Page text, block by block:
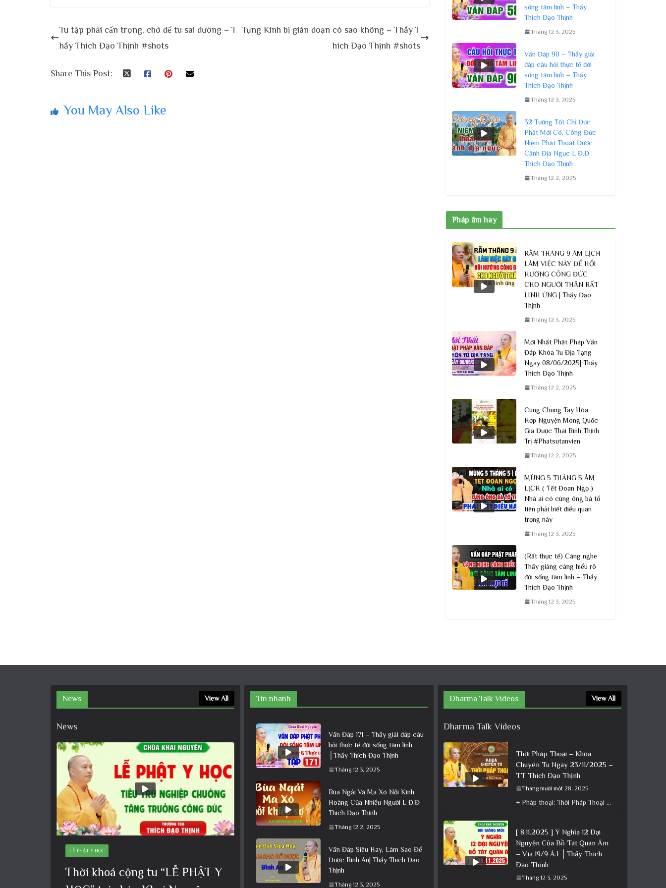
Tu tập phải cẩn trọng, chớ để tu sai đường – T
hầy Thích Đạo Thịnh #shots
Tụng Kinh bị gián đoạn có sao không – Thầy T
hích Đạo Thịnh #shots
Share This Post:
You May Also Like
sống tâm linh – Thầy
Thích Đạo Thịnh
Tháng 12 3, 2025
Vấn Đáp 90 – Thầy giải
đáp câu hỏi thực tế đời
sống tâm linh – Thầy
Thích Đạo Thịnh
Tháng 12 3, 2025
32 Tướng Tốt Chỉ Đức
Phật Mới Có, Công Đức
Niệm Phật Thoát Được
Cảnh Địa Ngục L Đ.Đ
Thích Đạo Thịnh
Tháng 12 2, 2025
Pháp âm hay
RẰM THÁNG 9 ÂM LỊCH
LÀM VIỆC NÀY ĐỂ HỒI
HƯỚNG CÔNG ĐỨC
CHO NGƯỜI THÂN RẤT
LINH ỨNG | Thầy Đạo
Thịnh
Tháng 12 3, 2025
Mới Nhất Phật Pháp Vấn
Đáp Khóa Tu Địa Tạng
Ngày 08/06/2025| Thầy
Thích Đạo Thịnh
Tháng 12 2, 2025
Cùng Chung Tay Hòa
Hợp Nguyện Mong Quốc
Gia Được Thái Bình Thịnh
Trị #Phatsutanvien
Tháng 12 2, 2025
MÙNG 5 THÁNG 5 ÂM
LỊCH ( Tết Đoan Ngọ )
Nhà ai có cúng ông bà tổ
tiên phải biết điều quan
trọng này
Tháng 12 3, 2025
(Rất thực tế) Càng nghe
Thầy giảng càng hiểu rõ
đời sống tâm linh – Thầy
Thích Đạo Thịnh
Tháng 12 3, 2025
News View All
News
LỄ PHẬT Y HỌC
Thời khoá cộng tu “LỄ PHẬT Y
Tin nhanh
Vấn Đáp 171 – Thầy giải đáp câu
hỏi thực tế đời sống tâm linh
│Thầy Thích Đạo Thịnh
Tháng 12 3, 2025
Bùa Ngải Và Ma Xó Nỗi Kinh
Hoàng Của Nhiều Người L Đ.Đ
Thích Đạo Thịnh
Tháng 12 2, 2025
Vấn Đáp Siêu Hay, Làm Sao Để
Được Bình An| Thầy Thích Đạo
Thịnh
Tháng 12 3, 2025
Dharma Talk Videos View All
Dharma Talk Videos
Thời Pháp Thoại – Khóa
Chuyên Tu Ngày 23/11/2025 –
TT Thích Đạo Thịnh
Tháng mười một 28, 2025
+ Pháp thoại: Thời Pháp Thoại – Khóa Chuyên Tu Ngày 23/11/2025 – TT Thích Đạo Thịnh + Album: Pháp
[ 8.11.2025 ] Ý Nghĩa 12 Đại
Nguyện Của Bồ Tát Quán Âm
– Vía 19/9 Â.L│Thầy Thích
Đạo Thịnh
Tháng 12 3, 2025